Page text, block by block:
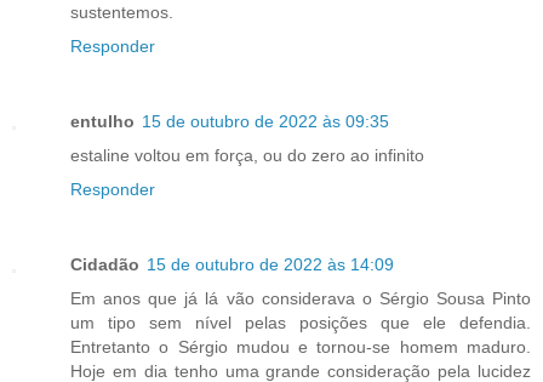
sustentemos.
Responder
entulho 15 de outubro de 2022 às 09:35
estaline voltou em força, ou do zero ao infinito
Responder
Cidadão 15 de outubro de 2022 às 14:09
Em anos que já lá vão considerava o Sérgio Sousa Pinto
um tipo sem nível pelas posições que ele defendia.
Entretanto o Sérgio mudou e tornou-se homem maduro.
Hoje em dia tenho uma grande consideração pela lucidez